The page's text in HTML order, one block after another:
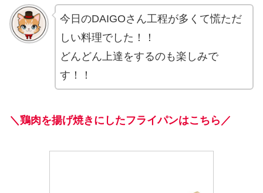
今日のDAIGOさん工程が多くて慌ただ
しい料理でした！！
どんどん上達をするのも楽しみで
す！！
＼鶏肉を揚げ焼きにしたフライパンはこちら／